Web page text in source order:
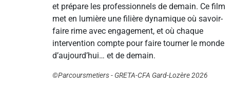
et prépare les professionnels de demain. Ce film
met en lumière une filière dynamique où savoir-
faire rime avec engagement, et où chaque
intervention compte pour faire tourner le monde
d’aujourd’hui… et de demain.
©Parcoursmetiers - GRETA-CFA Gard-Lozère 2026